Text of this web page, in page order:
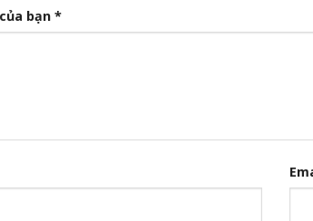
bạn *